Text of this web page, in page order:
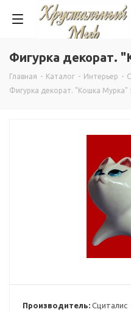
Главная - Каталог - Интерьер -
Фигурка декорат. "Кошка Мурка"
Производитель: Сциталис